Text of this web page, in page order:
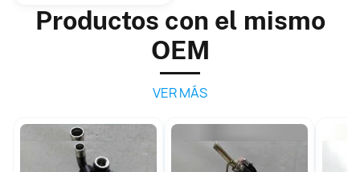
Productos con el mismo
OEM
VER MÁS